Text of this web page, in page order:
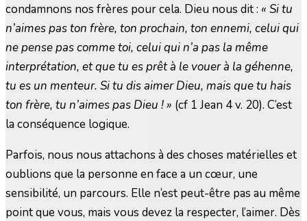
condamnons nos frères pour cela. Dieu nous dit : « Si tu
n’aimes pas ton frère, ton prochain, ton ennemi, celui qui
ne pense pas comme toi, celui qui n’a pas la même
interprétation, et que tu es prêt à le vouer à la géhenne,
tu es un menteur. Si tu dis aimer Dieu, mais que tu hais
ton frère, tu n’aimes pas Dieu ! » (cf 1 Jean 4 v. 20). C’est
la conséquence logique.
Parfois, nous nous attachons à des choses matérielles et
oublions que la personne en face a un cœur, une
sensibilité, un parcours. Elle n’est peut-être pas au même
point que vous, mais vous devez la respecter, l’aimer. Dès